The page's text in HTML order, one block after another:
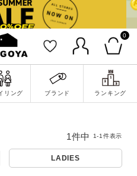
0
リング ブランド ランキング
細検索
LADIES
1件中 1-1件表示